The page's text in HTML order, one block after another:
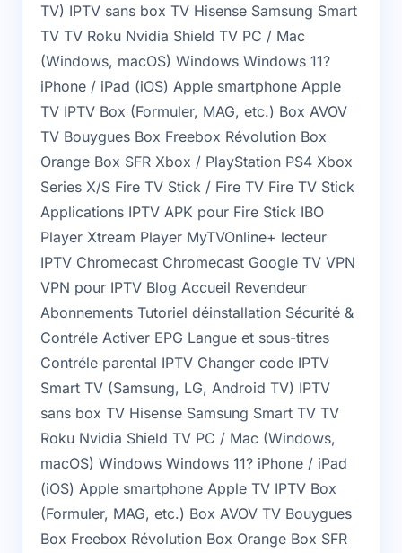
TV) IPTV sans box TV Hisense Samsung Smart
TV TV Roku Nvidia Shield TV PC / Mac
(Windows, macOS) Windows Windows 11?
iPhone / iPad (iOS) Apple smartphone Apple
TV IPTV Box (Formuler, MAG, etc.) Box AVOV
TV Bouygues Box Freebox Révolution Box
Orange Box SFR Xbox / PlayStation PS4 Xbox
Series X/S Fire TV Stick / Fire TV Fire TV Stick
Applications IPTV APK pour Fire Stick IBO
Player Xtream Player MyTVOnline+ lecteur
IPTV Chromecast Chromecast Google TV VPN
VPN pour IPTV Blog Accueil Revendeur
Abonnements Tutoriel déinstallation Sécurité &
Contréle Activer EPG Langue et sous-titres
Contréle parental IPTV Changer code IPTV
Smart TV (Samsung, LG, Android TV) IPTV
sans box TV Hisense Samsung Smart TV TV
Roku Nvidia Shield TV PC / Mac (Windows,
macOS) Windows Windows 11? iPhone / iPad
(iOS) Apple smartphone Apple TV IPTV Box
(Formuler, MAG, etc.) Box AVOV TV Bouygues
Box Freebox Révolution Box Orange Box SFR